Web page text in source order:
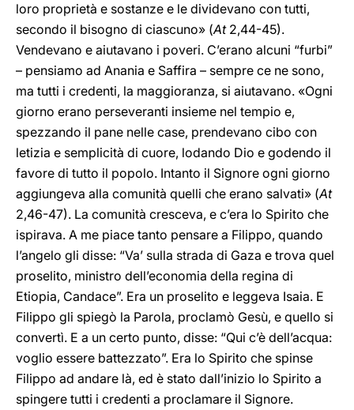
loro proprietà e sostanze e le dividevano con tutti,
secondo il bisogno di ciascuno» (At2,44-45).
Vendevano e aiutavano i poveri. C’erano alcuni “furbi”
– pensiamo ad Anania e Saffira – sempre ce ne sono,
ma tutti i credenti, la maggioranza, si aiutavano. «Ogni
giorno erano perseveranti insieme nel tempio e,
spezzando il pane nelle case, prendevano cibo con
letizia e semplicità di cuore, lodando Dio e godendo il
favore di tutto il popolo. Intanto il Signore ogni giorno
aggiungeva alla comunità quelli che erano salvati» (At
2,46-47). La comunità cresceva, e c’era lo Spirito che
ispirava. A me piace tanto pensare a Filippo, quando
l’angelo gli disse: “Va’ sulla strada di Gaza e trova quel
proselito, ministro dell’economia della regina di
Etiopia, Candace”. Era un proselito e leggeva Isaia. E
Filippo gli spiegò la Parola, proclamò Gesù, e quello si
convertì. E a un certo punto, disse: “Qui c’è dell’acqua:
voglio essere battezzato”. Era lo Spirito che spinse
Filippo ad andare là, ed è stato dall’inizio lo Spirito a
spingere tutti i credenti a proclamare il Signore.